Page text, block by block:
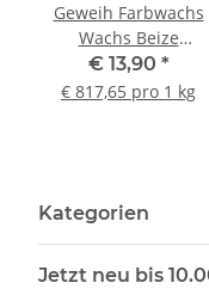
Geweih Farbwachs
Wachs Beize
Trophäenbearbeitung
Verschönerung für
€ 13,90 *
€ 817,65 pro 1 kg
Kategorien
Jetzt neu bis